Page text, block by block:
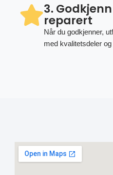
3.
reparert
Når du godkjenner,
med kvalitetsdeler